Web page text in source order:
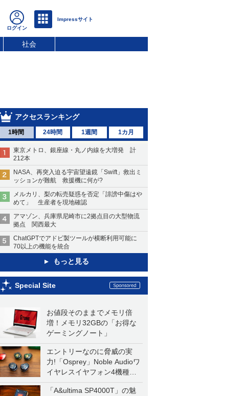
社会
アクセスランキング
1時間 24時間 1週間 1カ月
東京メトロ、銀座線・丸ノ内線を大増発 計
212本
NASA、再突入迫る宇宙望遠鏡「Swift」救出ミ
ッションが難航 救援機に何が?
メルカリ、梨の転売疑惑を否定「誹謗中傷はや
めて」 生産者を現地確認
アマゾン、兵庫県尼崎市に2拠点目の大型物流
拠点 関西最大
ChatGPTでアドビ製ツールが横断利用可能に
70以上の機能を統合
もっと見る
Special Site
お値段そのままでメモリ倍
増！メモリ32GBの「お得な
ゲーミングノート」
エントリーなのに脅威の実
力!「Osprey」Noble Audioワ
イヤレスイヤフォン4機種を
一気に聴く
「A&ultima SP4000T」の魅